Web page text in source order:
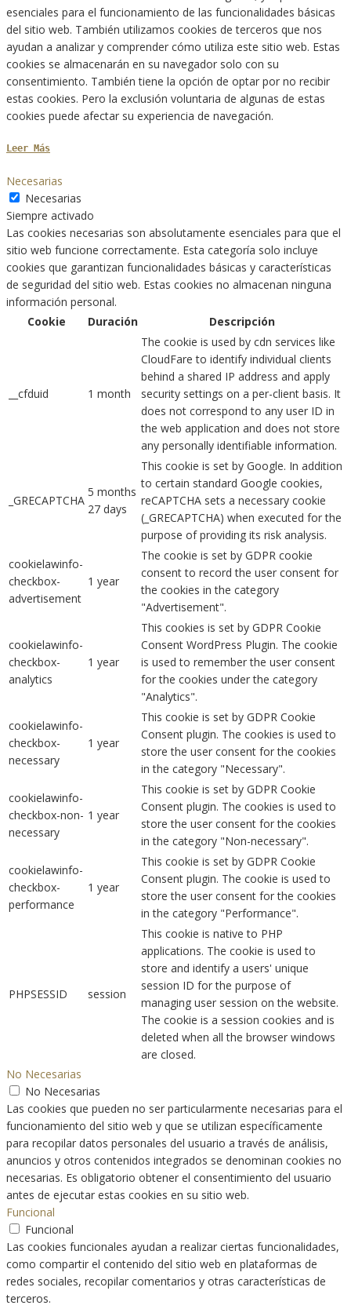
esenciales para el funcionamiento de las funcionalidades básicas
del sitio web. También utilizamos cookies de terceros que nos
ayudan a analizar y comprender cómo utiliza este sitio web. Estas
cookies se almacenarán en su navegador solo con su
consentimiento. También tiene la opción de optar por no recibir
estas cookies. Pero la exclusión voluntaria de algunas de estas
cookies puede afectar su experiencia de navegación.
Leer Más
Necesarias
Necesarias
Siempre activado
Las cookies necesarias son absolutamente esenciales para que el
sitio web funcione correctamente. Esta categoría solo incluye
cookies que garantizan funcionalidades básicas y características
de seguridad del sitio web. Estas cookies no almacenan ninguna
información personal.
Cookie
Duración Descripción
__cfduid 1 month
The cookie is used by cdn services like
CloudFare to identify individual clients
behind a shared IP address and apply
security settings on a per-client basis. It
does not correspond to any user ID in
the web application and does not store
any personally identifiable information.
_GRECAPTCHA
5 months
27 days
This cookie is set by Google. In addition
to certain standard Google cookies,
reCAPTCHA sets a necessary cookie
(_GRECAPTCHA) when executed for the
purpose of providing its risk analysis.
cookielawinfo-
checkbox-
advertisement
1 year
The cookie is set by GDPR cookie
consent to record the user consent for
the cookies in the category
"Advertisement".
cookielawinfo-
checkbox-
analytics
1 year
This cookies is set by GDPR Cookie
Consent WordPress Plugin. The cookie
is used to remember the user consent
for the cookies under the category
"Analytics".
cookielawinfo-
checkbox-
necessary
1 year
This cookie is set by GDPR Cookie
Consent plugin. The cookies is used to
store the user consent for the cookies
in the category "Necessary".
cookielawinfo-
checkbox-non-
necessary
1 year
This cookie is set by GDPR Cookie
Consent plugin. The cookies is used to
store the user consent for the cookies
in the category "Non-necessary".
cookielawinfo-
checkbox-
performance
1 year
This cookie is set by GDPR Cookie
Consent plugin. The cookie is used to
store the user consent for the cookies
in the category "Performance".
PHPSESSID session
This cookie is native to PHP
applications. The cookie is used to
store and identify a users' unique
session ID for the purpose of
managing user session on the website.
The cookie is a session cookies and is
deleted when all the browser windows
are closed.
No Necesarias
No Necesarias
Las cookies que pueden no ser particularmente necesarias para el
funcionamiento del sitio web y que se utilizan específicamente
para recopilar datos personales del usuario a través de análisis,
anuncios y otros contenidos integrados se denominan cookies no
necesarias. Es obligatorio obtener el consentimiento del usuario
antes de ejecutar estas cookies en su sitio web.
Funcional
Funcional
Las cookies funcionales ayudan a realizar ciertas funcionalidades,
como compartir el contenido del sitio web en plataformas de
redes sociales, recopilar comentarios y otras características de
terceros.